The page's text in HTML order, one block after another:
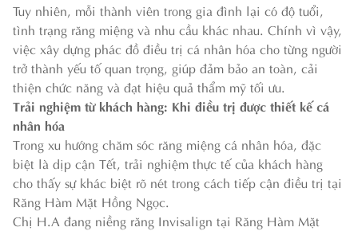
Tuy nhiên, mỗi thành viên trong gia đình lại có độ tuổi,
tình trạng răng miệng và nhu cầu khác nhau. Chính vì vậy,
việc xây dựng phác đồ điều trị cá nhân hóa cho từng người
trở thành yếu tố quan trọng, giúp đảm bảo an toàn, cải
thiện chức năng và đạt hiệu quả thẩm mỹ tối ưu.
Trải nghiệm từ khách hàng: Khi điều trị được thiết kế cá
nhân hóa
Trong xu hướng chăm sóc răng miệng cá nhân hóa, đặc
biệt là dịp cận Tết, trải nghiệm thực tế của khách hàng
cho thấy sự khác biệt rõ nét trong cách tiếp cận điều trị tại
Răng Hàm Mặt Hồng Ngọc.
Chị H.A đang niềng răng Invisalign tại Răng Hàm Mặt